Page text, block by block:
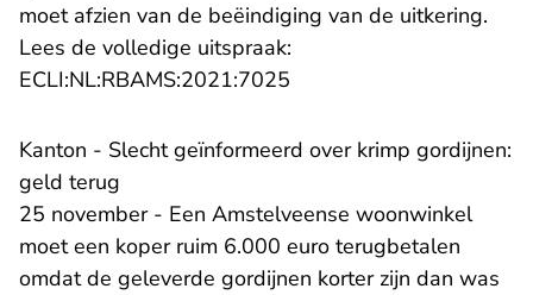
moet afzien van de beëindiging van de uitkering.
Lees de volledige uitspraak:
ECLI:NL:RBAMS:2021:7025
Kanton - ​Slecht geïnformeerd over krimp gordijnen:
geld terug
25 november - Een Amstelveense woonwinkel
moet een koper ruim 6.000 euro terugbetalen
omdat de geleverde gordijnen korter zijn dan was